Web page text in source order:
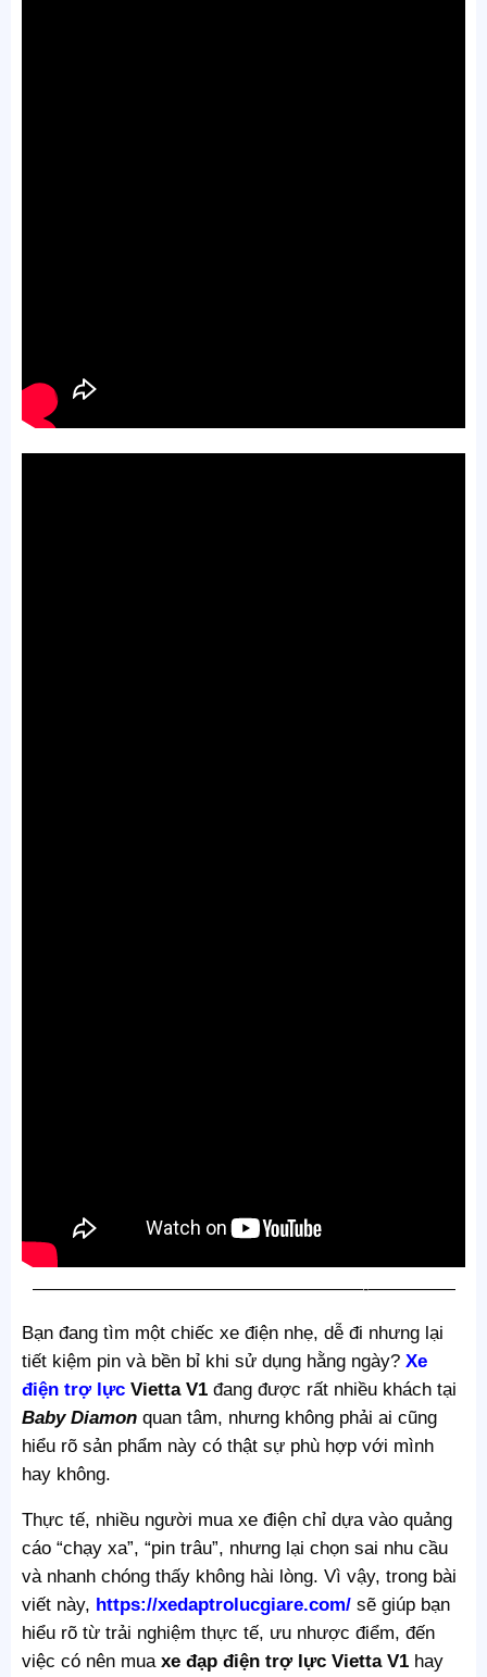
———————————————————-—————
Bạn đang tìm một chiếc xe điện nhẹ, dễ đi nhưng lại
tiết kiệm pin và bền bỉ khi sử dụng hằng ngày? Xe
điện trợ lựcVietta V1đang được rất nhiều khách tại
Baby Diamonquan tâm, nhưng không phải ai cũng
hiểu rõ sản phẩm này có thật sự phù hợp với mình
hay không.
Thực tế, nhiều người mua xe điện chỉ dựa vào quảng
cáo “chạy xa”, “pin trâu”, nhưng lại chọn sai nhu cầu
và nhanh chóng thấy không hài lòng. Vì vậy, trong bài
viết này, https://xedaptrolucgiare.com/sẽ giúp bạn
hiểu rõ từ trải nghiệm thực tế, ưu nhược điểm, đến
việc có nên mua xe đạp điện trợ lực Vietta V1hay